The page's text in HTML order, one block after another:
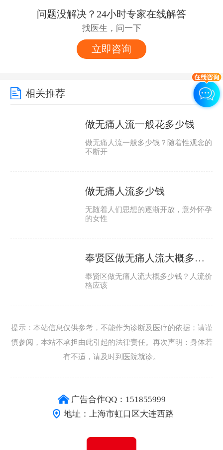
问题没解决？24小时专家在线解答
找医生，问一下
立即咨询
相关推荐
做无痛人流一般花多少钱
做无痛人流一般多少钱？随着性观念的
不断开
做无痛人流多少钱
无随着人们思想的逐渐开放，意外怀孕
的女性
奉贤区做无痛人流大概多少钱
奉贤区做无痛人流大概多少钱？人流价
格应该
提示：本站信息仅供参考，不能作为诊断及医疗的依据；请谨
慎参阅，本站不承担由此引起的法律责任。再次声明：身体若
有不适，请及时到医院就诊。
广告合作QQ：151855999
地址：上海市虹口区大连西路